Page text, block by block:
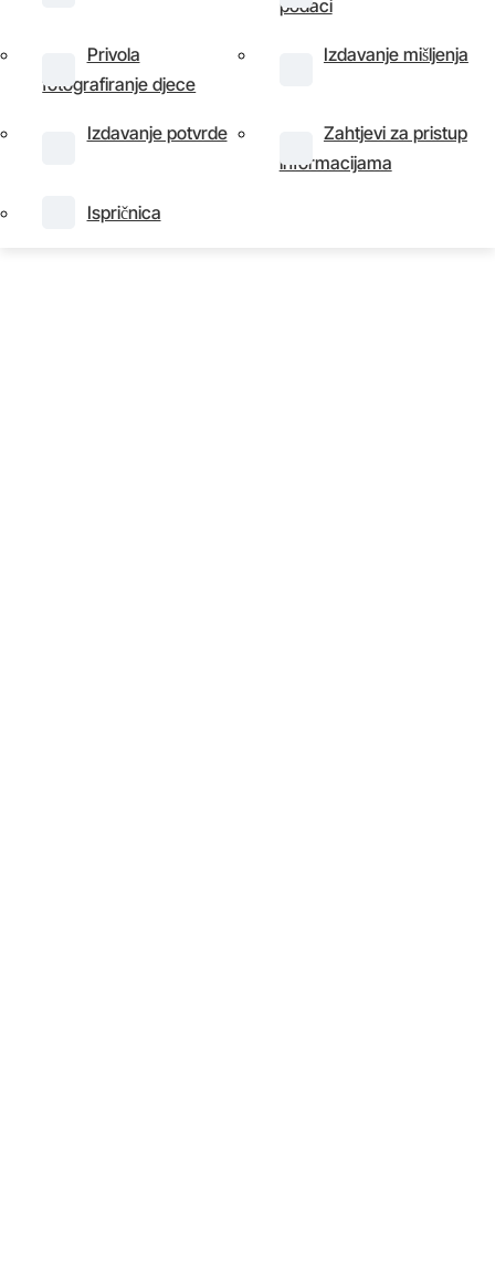
Zahtjevi za pristup
informacijama
Ispričnica
podaci
Privola
fotografiranje djece
Izdavanje mišljenja
Izdavanje potvrde
Zahtjevi za pristup
informacijama
Ispričnica